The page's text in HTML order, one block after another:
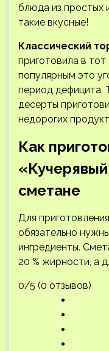
блюда из простых
такие вкусные!
Классический
приготовила в
популярным это
период дефицита.
десерты
недорогих
Как
сметане
Для приготовления
обязательно
ингредиенты.
20 % жирности, а
0/5 (0 отзывов)